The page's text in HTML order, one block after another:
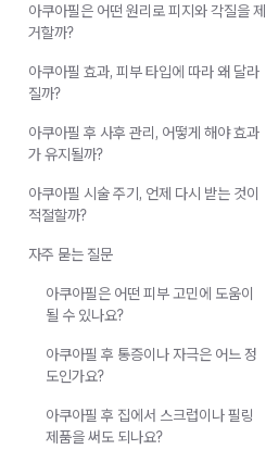
아쿠아필은 어떤 원리로 피지와 각질을 제
거할까?
아쿠아필 효과, 피부 타입에 따라 왜 달라
질까?
아쿠아필 후 사후 관리, 어떻게 해야 효과
가 유지될까?
아쿠아필 시술 주기, 언제 다시 받는 것이
적절할까?
자주 묻는 질문
아쿠아필은 어떤 피부 고민에 도움이
될 수 있나요?
아쿠아필 후 통증이나 자극은 어느 정
도인가요?
아쿠아필 후 집에서 스크럽이나 필링
제품을 써도 되나요?